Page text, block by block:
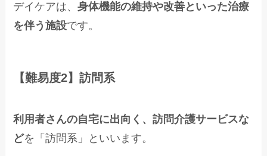
デイケアは、身体機能の維持や改善といった治療
を伴う施設です。
【難易度2】訪問系
利用者さんの自宅に出向く、訪問介護サービスな
どを「訪問系」といいます。